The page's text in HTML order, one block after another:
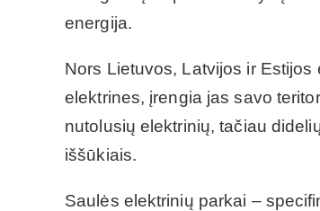
energija.
Nors Lietuvos, Latvijos ir
elektrines, įrengia jas savo
nutolusių elektrinių, tačiau
iššūkiais.
Saulės elektrinių parkai –